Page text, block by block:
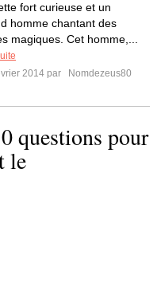
fort curieuse et un
homme chantant des
magiques. Cet homme,...
2014 par
Nomdezeus80
questions pour
le